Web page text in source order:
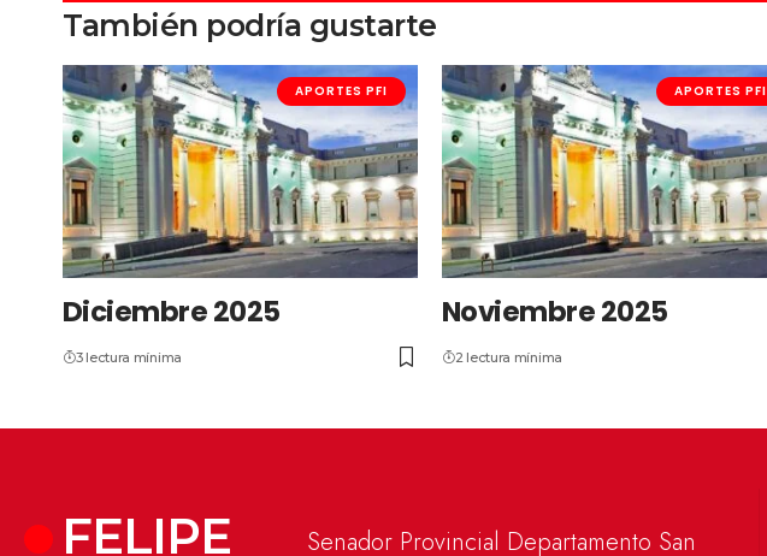
También podría gustarte
APORTES PFI
Diciembre 2025
3 lectura mínima
APORTES PFI
Noviembre 2025
2 lectura mínima
FELIPE
Senador Provincial Departamento San